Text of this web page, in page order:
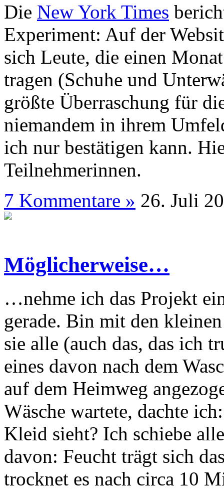
Die New York Times
Experiment: Auf der
sich Leute, die einen
tragen (Schuhe und
größte Überraschung für
niemandem in ihrem
ich nur bestätigen kann.
Teilnehmerinnen.
7 Kommentare » 26.
Möglicherweise…
…nehme ich das Projekt
gerade. Bin mit den
sie alle (auch das, das ich
eines davon nach dem
auf dem Heimweg
Wäsche wartete, dachte
Kleid sieht? Ich schiebe
davon: Feucht trägt sich
trocknet es nach circa 10